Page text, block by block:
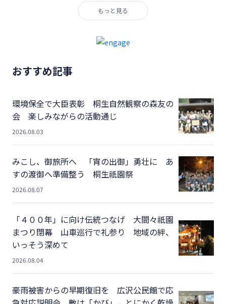
もっと見る
おすすめ記事
環境保全で大臣表彰 桐生自然観察の森友の
会 楽しみながらの活動通じ
2026.08.03
みこし、御旅所へ 「宵の出御」勇壮に あ
すの渡御へ準備整う 桐生祇園祭
2026.08.07
「４００年」に向け伝統つなげ 大間々祇園
まつり閉幕 山車巡行で礼参り 地域の絆、
いっそう深めて
2026.08.04
豪雨被害からの早期復旧を 広沢公民館で応